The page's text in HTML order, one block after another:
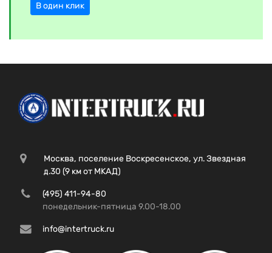
В один клик
Москва, поселение Воскресенское, ул. Звездная
д.30 (9 км от МКАД)
(495) 411-94-80
понедельник-пятница 9.00-18.00
info@intertruck.ru